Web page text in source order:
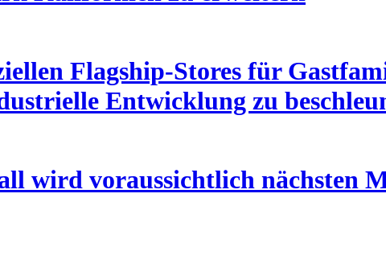
Flagship-Stores für
Entwicklung zu
wird voraussichtlich nächsten